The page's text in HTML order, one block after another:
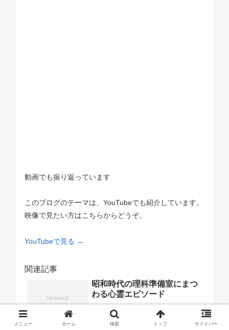
動画でも振り返っています
このブログのテーマは、YouTubeでも紹介しています。
映像で見たい方はこちらからどうぞ。
YouTubeで見る →
関連記事
昭和時代の理科準備室にまつ
わる心霊エピソード
メニュー ホーム 検索 トップ サイドバー